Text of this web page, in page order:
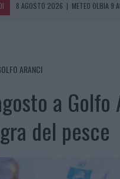
8 AGOSTO 2026 | METEO OLBIA 9
2026
| GIORGIA MELONI A LA
ARANCI
a
del pesce